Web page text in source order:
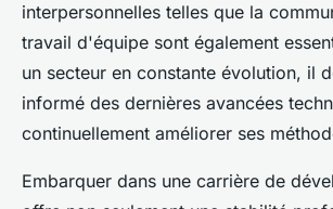
interpersonnelles telles que la
travail d'équipe sont également
un secteur en constante évolution, il
informé des dernières avancées
continuellement améliorer ses
Embarquer dans une carrière de